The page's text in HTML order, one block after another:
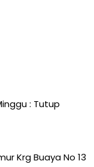
: Tutup
Krg Buaya No 13